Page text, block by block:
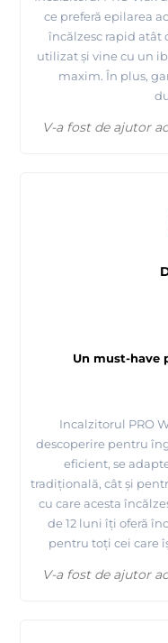
ce preferă epilarea
încălzesc rapid atât
utilizat și vine cu un
maxim. În plus,
V-a fost de ajutor
Un must-have
Incalzitorul PRO
descoperire pentru
eficient, se
tradițională, cât și
cu care acesta
de 12 luni îți oferă
pentru toți cei care
V-a fost de ajutor